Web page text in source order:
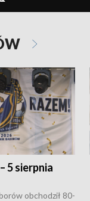
5 sierpnia
obchodził 80-